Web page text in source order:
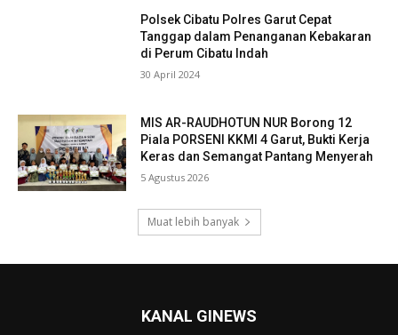
Polsek Cibatu Polres Garut Cepat
Tanggap dalam Penanganan Kebakaran
di Perum Cibatu Indah
30 April 2024
MIS AR-RAUDHOTUN NUR Borong 12
Piala PORSENI KKMI 4 Garut, Bukti Kerja
Keras dan Semangat Pantang Menyerah
5 Agustus 2026
Muat lebih banyak
KANAL GINEWS